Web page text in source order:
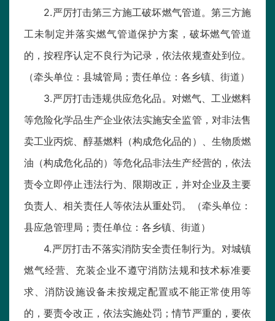
2.严厉打击第三方施工破坏燃气管道。第三方施
工未制定并落实燃气管道保护方案，破坏燃气管道
的，按程序认定不良行为记录，依法依规查处到位。
（牵头单位：县城管局；责任单位：各乡镇、街道）
3.严厉打击违规供应危化品。对燃气、工业燃料
等危险化学品生产企业依法实施安全监管，对非法售
卖工业丙烷、醇基燃料（构成危化品的）、生物质燃
油（构成危化品的）等危化品非法生产经营的，依法
责令立即停止违法行为、限期改正，并对企业及主要
负责人、相关责任人等依法从重处罚。（牵头单位：
县应急管理局；责任单位：各乡镇、街道）
4.严厉打击不落实消防安全责任制行为。对城镇
燃气经营、充装企业不遵守消防法规和技术标准要
求、消防设施设备未按规定配置或不能正常使用等
的，要责令改正，依法实施处罚；情节严重的，要依